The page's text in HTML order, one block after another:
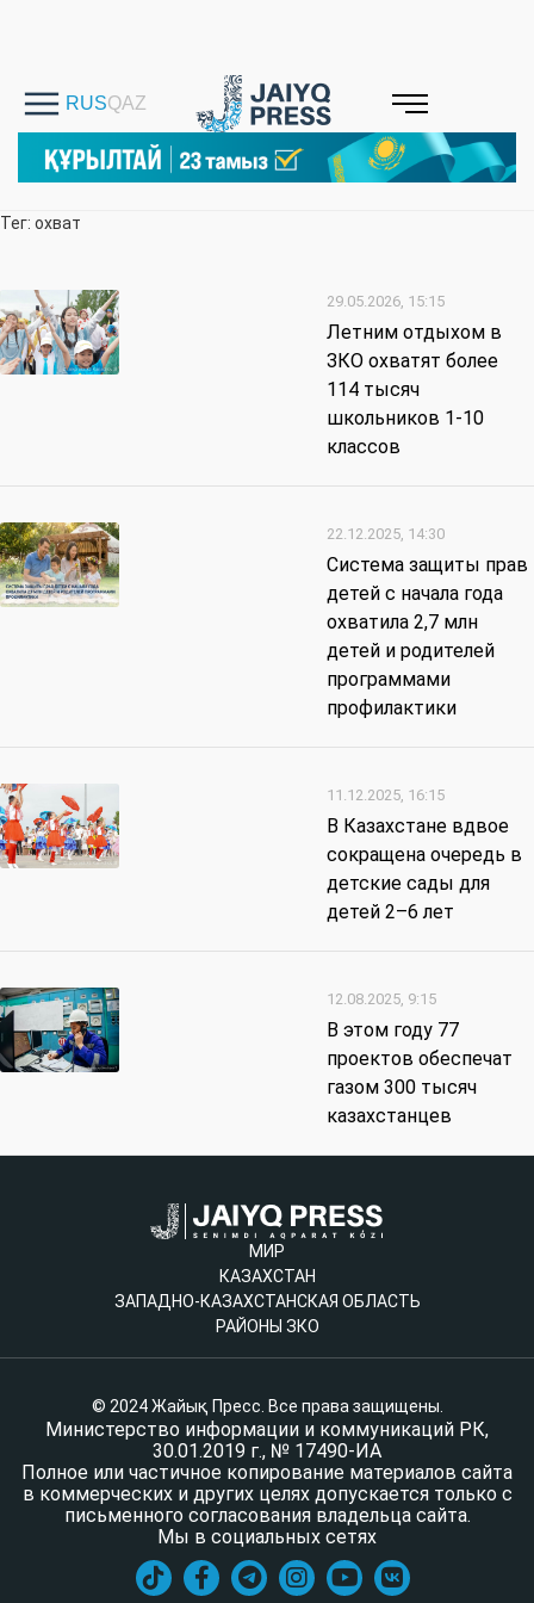
Тег: охват
29.05.2026, 15:15
Летним отдыхом в
ЗКО охватят более
114 тысяч
школьников 1-10
классов
22.12.2025, 14:30
Система защиты прав
детей с начала года
охватила 2,7 млн
детей и родителей
программами
профилактики
11.12.2025, 16:15
В Казахстане вдвое
сокращена очередь в
детские сады для
детей 2–6 лет
12.08.2025, 9:15
В этом году 77
проектов обеспечат
газом 300 тысяч
казахстанцев
МИР
КАЗАХСТАН
ЗАПАДНО-КАЗАХСТАНСКАЯ ОБЛАСТЬ
РАЙОНЫ ЗКО
© 2024 Жайық Пресс. Все права защищены.
Министерство информации и коммуникаций РК,
30.01.2019 г., № 17490-ИА
Полное или частичное копирование материалов сайта
в коммерческих и других целях допускается только с
письменного согласования владельца сайта.
Мы в социальных сетях